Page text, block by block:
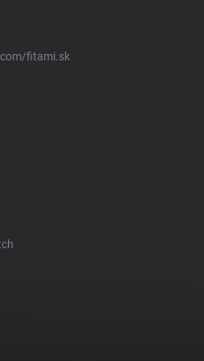
fitami.sk